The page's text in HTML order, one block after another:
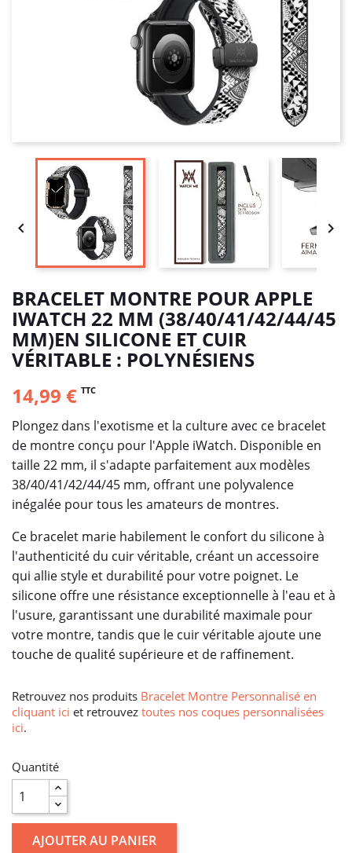
 
BRACELET MONTRE POUR APPLE
IWATCH 22 MM (38/40/41/42/44/45
MM)EN SILICONE ET CUIR
VÉRITABLE : POLYNÉSIENS
14,99 € TTC
Plongez dans l'exotisme et la culture avec ce bracelet
de montre conçu pour l'Apple iWatch. Disponible en
taille 22 mm, il s'adapte parfaitement aux modèles
38/40/41/42/44/45 mm, offrant une polyvalence
inégalée pour tous les amateurs de montres.
Ce bracelet marie habilement le confort du silicone à
l'authenticité du cuir véritable, créant un accessoire
qui allie style et durabilité pour votre poignet. Le
silicone offre une résistance exceptionnelle à l'eau et à
l'usure, garantissant une durabilité maximale pour
votre montre, tandis que le cuir véritable ajoute une
touche de qualité supérieure et de raffinement.
Retrouvez nos produits Bracelet Montre Personnalisé en
cliquant ici et retrouvez toutes nos coques personnalisées
ici.
Quantité
AJOUTER AU PANIER